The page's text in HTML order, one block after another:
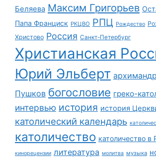
Беляева Максим Григорьев
Папа Франциск РКЦВО РПЦ Рождество
Христово Россия Санкт-Петербург
Христианская
Юрий Эльберт
Пушков богословие греко-
интервью история история
католический календарь
католичество католичество в
кинорецензии литература молитва музыка